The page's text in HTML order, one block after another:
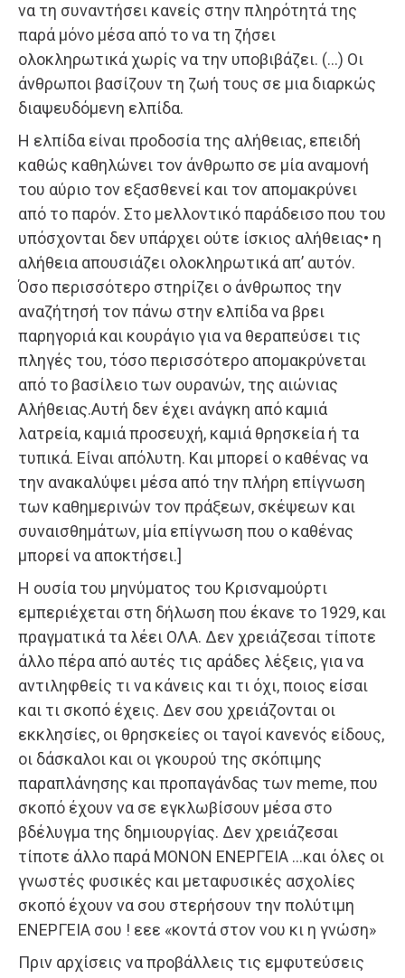
να τη συναντήσει κανείς στην πληρότητά της
παρά μόνο μέσα από το να τη ζήσει
ολοκληρωτικά χωρίς να την υποβιβάζει. (…) Οι
άνθρωποι βασίζουν τη ζωή τους σε μια διαρκώς
διαψευδόμενη ελπίδα.
Η ελπίδα είναι προδοσία της αλήθειας, επειδή
καθώς καθηλώνει τον άνθρωπο σε μία αναμονή
του αύριο τον εξασθενεί και τον απομακρύνει
από το παρόν. Στο μελλοντικό παράδεισο που του
υπόσχονται δεν υπάρχει ούτε ίσκιος αλήθειας• η
αλήθεια απουσιάζει ολοκληρωτικά απ’ αυτόν.
Όσο περισσότερο στηρίζει ο άνθρωπος την
αναζήτησή τον πάνω στην ελπίδα να βρει
παρηγοριά και κουράγιο για να θεραπεύσει τις
πληγές του, τόσο περισσότερο απομακρύνεται
από το βασίλειο των ουρανών, της αιώνιας
Αλήθειας.Αυτή δεν έχει ανάγκη από καμιά
λατρεία, καμιά προσευχή, καμιά θρησκεία ή τα
τυπικά. Είναι απόλυτη. Και μπορεί ο καθένας να
την ανακαλύψει μέσα από την πλήρη επίγνωση
των καθημερινών τον πράξεων, σκέψεων και
συναισθημάτων, μία επίγνωση που ο καθένας
μπορεί να αποκτήσει.]
Η ουσία του μηνύματος τoυ Κρισναμoύρτι
εμπεριέχεται στη δήλωση που έκανε τo 1929, και
πραγματικά τα λέει ΟΛΑ. Δεν χρειάζεσαι τίποτε
άλλο πέρα από αυτές τις αράδες λέξεις, για να
αντιληφθείς τι να κάνεις και τι όχι, ποιος είσαι
και τι σκοπό έχεις. Δεν σου χρειάζονται οι
εκκλησίες, οι θρησκείες οι ταγοί κανενός είδους,
οι δάσκαλοι και οι γκουρού της σκόπιμης
παραπλάνησης και προπαγάνδας των meme, που
σκοπό έχουν να σε εγκλωβίσουν μέσα στο
βδέλυγμα της δημιουργίας. Δεν χρειάζεσαι
τίποτε άλλο παρά ΜΟΝΟΝ ΕΝΕΡΓΕΙΑ …και όλες οι
γνωστές φυσικές και μεταφυσικές ασχολίες
σκοπό έχουν να σου στερήσουν την πολύτιμη
ΕΝΕΡΓΕΙΑ σου ! εεε «κοντά στον νου κι η γνώση»
Πριν αρχίσεις να προβάλλεις τις εμφυτεύσεις